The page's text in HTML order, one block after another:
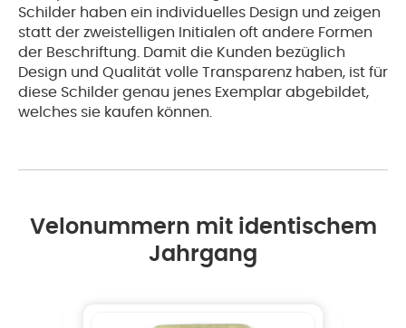
Schilder haben ein individuelles Design und zeigen
statt der zweistelligen Initialen oft andere Formen
der Beschriftung. Damit die Kunden bezüglich
Design und Qualität volle Transparenz haben, ist für
diese Schilder genau jenes Exemplar abgebildet,
welches sie kaufen können.
Velonummern mit identischem
Jahrgang